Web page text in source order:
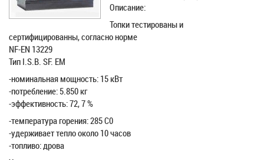
Описание:
Топки тестированы и
сертифицированны, согласно норме
NF-EN 13229
Тип I.S.B. SF. EM
-номинальная мощность: 15 кВт
-потребление: 5.850 кг
-эффективность: 72, 7 %
-температура горения: 285 С0
-удерживает тепло около 10 часов
-топливо: дрова